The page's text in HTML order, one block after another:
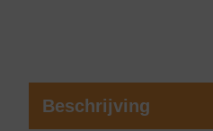
Beschrijving